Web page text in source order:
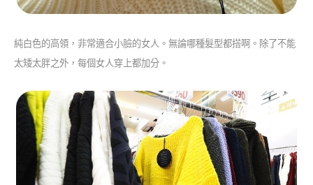
純白色的高領，非常適合小臉的女人。無論哪種髮型都搭啊。除了不能
太矮太胖之外，每個女人穿上都加分。